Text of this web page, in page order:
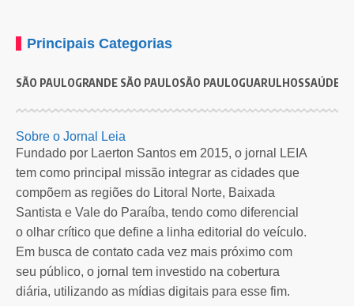
Principais Categorias
SÃO PAULOGRANDE SÃO PAULOSÃO PAULOGUARULHOSSAÚDE
Sobre o Jornal Leia
Fundado por Laerton Santos em 2015, o jornal LEIA
tem como principal missão integrar as cidades que
compõem as regiões do Litoral Norte, Baixada
Santista e Vale do Paraíba, tendo como diferencial
o olhar crítico que define a linha editorial do veículo.
Em busca de contato cada vez mais próximo com
seu público, o jornal tem investido na cobertura
diária, utilizando as mídias digitais para esse fim.